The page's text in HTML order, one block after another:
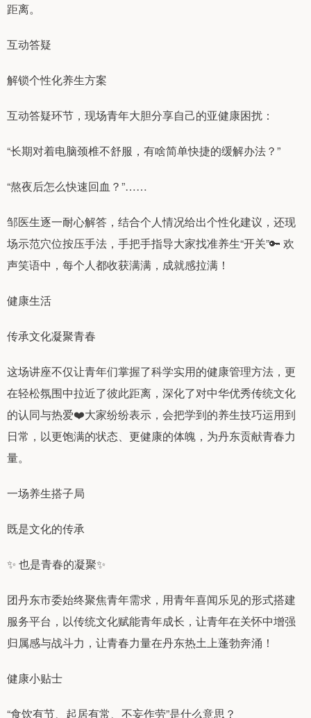
距离。
互动答疑
解锁个性化养生方案
互动答疑环节，现场青年大胆分享自己的亚健康困扰：
“长期对着电脑颈椎不舒服，有啥简单快捷的缓解办法？”
“熬夜后怎么快速回血？”……
邹医生逐一耐心解答，结合个人情况给出个性化建议，还现
场示范穴位按压手法，手把手指导大家找准养生“开关”🔑 欢
声笑语中，每个人都收获满满，成就感拉满！
健康生活
传承文化凝聚青春
这场讲座不仅让青年们掌握了科学实用的健康管理方法，更
在轻松氛围中拉近了彼此距离，深化了对中华优秀传统文化
的认同与热爱❤️大家纷纷表示，会把学到的养生技巧运用到
日常，以更饱满的状态、更健康的体魄，为丹东贡献青春力
量。
一场养生搭子局
既是文化的传承
✨ 也是青春的凝聚✨
团丹东市委始终聚焦青年需求，用青年喜闻乐见的形式搭建
服务平台，以传统文化赋能青年成长，让青年在关怀中增强
归属感与战斗力，让青春力量在丹东热土上蓬勃奔涌！
健康小贴士
“食饮有节、起居有常、不妄作劳”是什么意思？